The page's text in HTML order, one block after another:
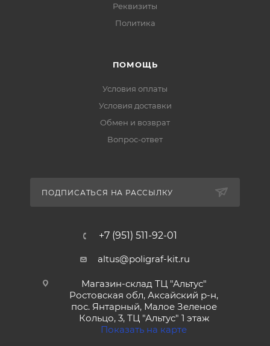
Реквизиты
Политика
ПОМОЩЬ
Условия оплаты
Условия доставки
Обмен и возврат
Вопрос-ответ
ПОДПИСАТЬСЯ НА РАССЫЛКУ
+7 (951) 511-92-01
altus@poligraf-kit.ru
Магазин-склад ТЦ "Альтус"
Ростовская обл, Аксайский р-н,
пос. Янтарный, Малое Зеленое
Кольцо, 3, ТЦ "Альтус" 1 этаж
Показать на карте